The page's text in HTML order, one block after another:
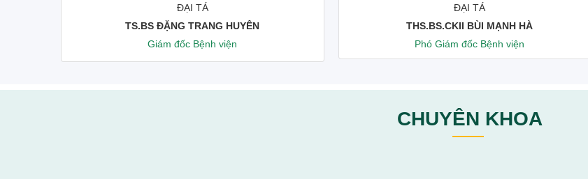
ĐẠI TÁ
TS.BS ĐẶNG TRANG HUYÊN
Giám đốc Bệnh viện
ĐẠI TÁ
THS.BS.CKII BÙI MẠNH HÀ
Phó Giám đốc Bệnh viện
CHUYÊN KHOA